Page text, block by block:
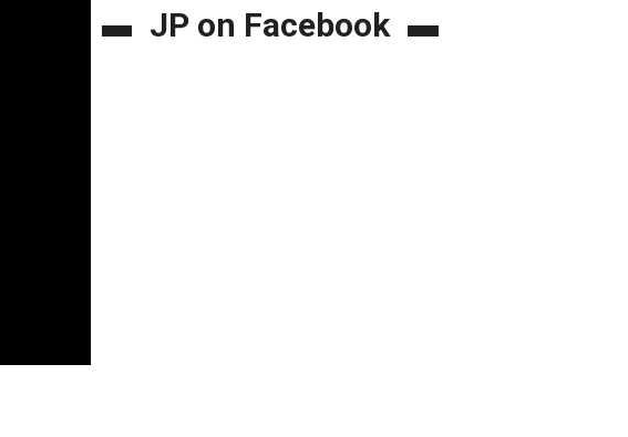
JP on Facebook